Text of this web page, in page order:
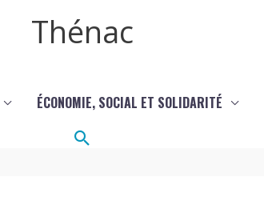
Thénac
ÉCONOMIE, SOCIAL ET SOLIDARITÉ
Rechercher